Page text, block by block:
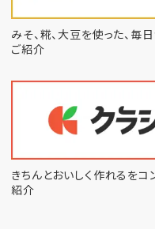
みそ、糀、大豆を使った、毎
ご紹介
きちんとおいしく作れるをコ
紹介